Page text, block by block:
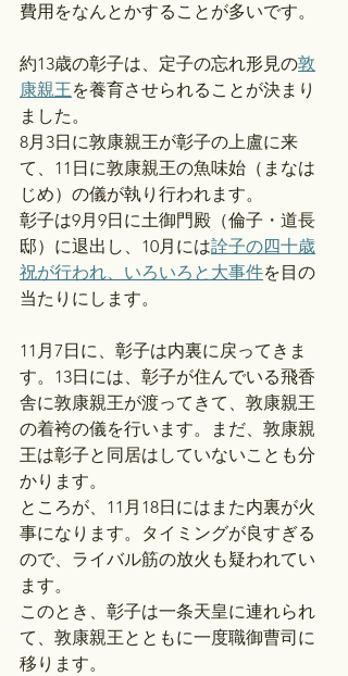
費用をなんとかすることが多いです。
約13歳の彰子は、定子の忘れ形見の敦
康親王を養育させられることが決まり
ました。
8月3日に敦康親王が彰子の上盧に来
て、11日に敦康親王の魚味始（まなは
じめ）の儀が執り行われます。
彰子は9月9日に土御門殿（倫子・道長
邸）に退出し、10月には詮子の四十歳
祝が行われ、いろいろと大事件を目の
当たりにします。
11月7日に、彰子は内裏に戻ってきま
す。13日には、彰子が住んでいる飛香
舎に敦康親王が渡ってきて、敦康親王
の着袴の儀を行います。まだ、敦康親
王は彰子と同居はしていないことも分
かります。
ところが、11月18日にはまた内裏が火
事になります。タイミングが良すぎる
ので、ライバル筋の放火も疑われてい
ます。
このとき、彰子は一条天皇に連れられ
て、敦康親王とともに一度職御曹司に
移ります。